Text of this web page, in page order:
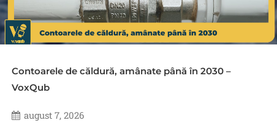
Contoarele de căldură, amânate până în 2030 –
VoxQub
august 7, 2026